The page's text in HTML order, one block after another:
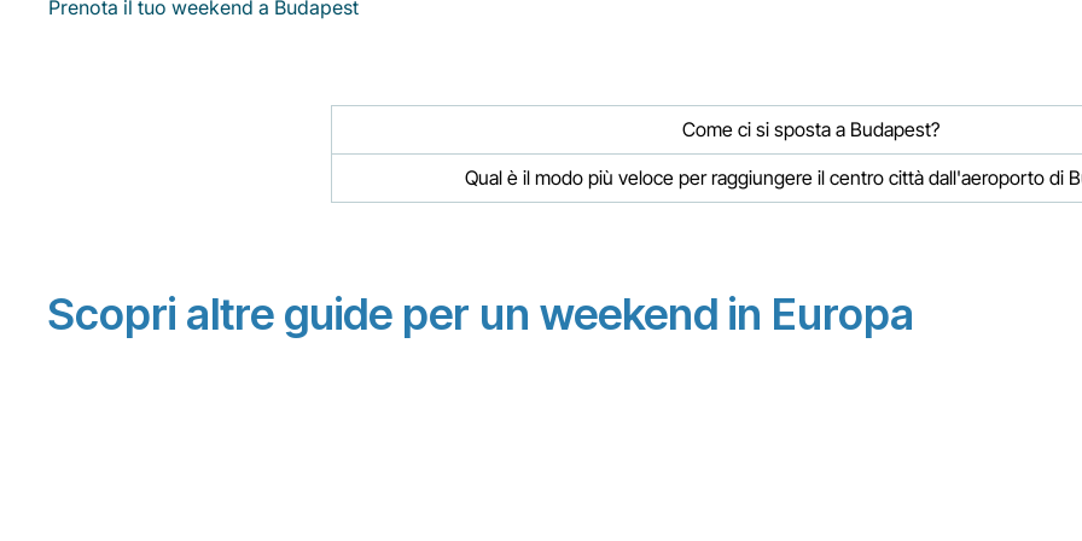
Prenota il tuo weekend a Budapest
Come ci si sposta a Budapest?
Qual è il modo più veloce per raggiungere il centro città dall'aeroporto di
Scopri altre guide per un weekend in Europa